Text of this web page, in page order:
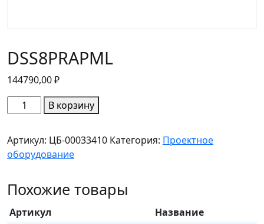
DSS8PRAPML
144790,00₽
Количество
товара
В корзину
Артикул: ЦБ-00033410 Категория: Проектное
оборудование
Похожие товары
Артикул Название